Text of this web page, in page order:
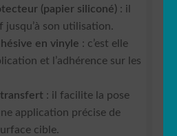
(papier siliconé) : il
jusqu’à son utilisation.
en vinyle : c’est elle
et l’adhérence sur les
: il facilite la pose
application précise de
cible.